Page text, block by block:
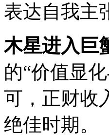
表达自我主
木星进入巨
的“价值显
可，正财收
绝佳时期。